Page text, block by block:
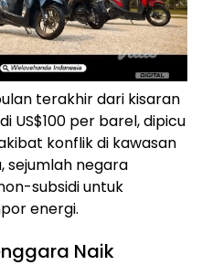
terakhir dari kisaran
US$100 per barel, dipicu
konflik di kawasan
sejumlah negara
subsidi untuk
energi.
Naik